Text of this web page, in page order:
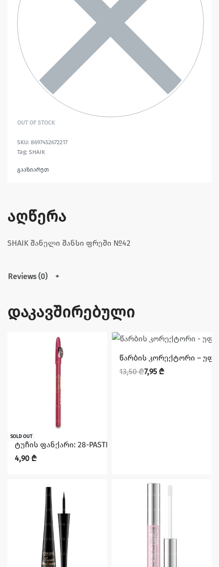
OUT OF STOCK
8697452672217
Tag: SHAIK
გააზიარეთ
აღწერა
SHAIK შანელი შანსი ფრეში №42
Reviews (0)
დაკავშირებული
SOLD OUT
ტუჩის ფანქარი: 28-PASTEL PINK ჯგუფიდან MAX
4,90 ₾
წარბის კორექტორი –
13,50₾7,95 ₾